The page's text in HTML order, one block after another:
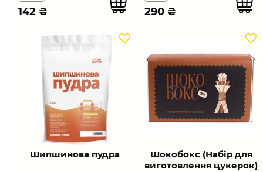
142 ₴ 290 ₴
Шипшинова пудра
Шокобокс (Набір для
виготовлення цукерок)